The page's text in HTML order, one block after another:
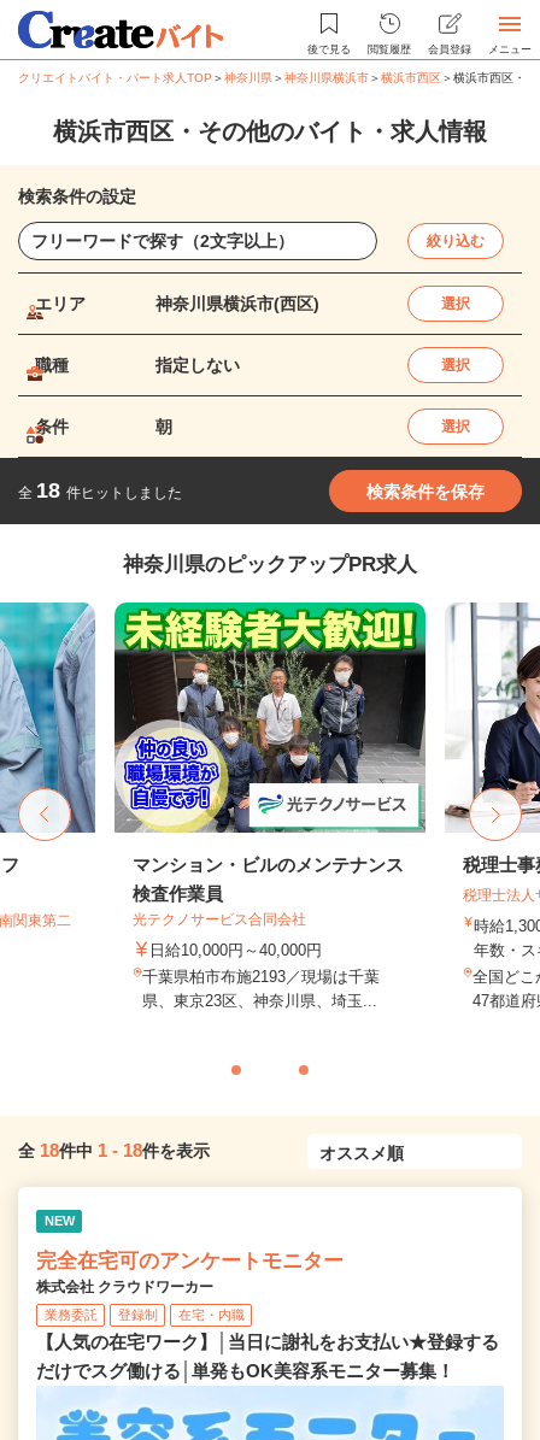
後で見る 閲覧履歴 会員登録 メニュー
クリエイトバイト・パート求人TOP ＞神奈川県＞神奈川県横浜市＞横浜市西区＞横浜市西区・
横浜市西区・その他のバイト・求人情報
検索条件の設定
絞り込む
エリア 神奈川県横浜市(西区) 選択
職種 指定しない 選択
条件 朝 選択
全 18 件ヒットしました 検索条件を保存
神奈川県のピックアップPR求人
関東第二
マンション・ビルのメンテナンス
検査作業員
光テクノサービス合同会社
日給10,000円～40,000円
千葉県柏市布施2193／現場は千葉
県、東京23区、神奈川県、埼玉...
税理士事
税理士法人
時給
年数・
全国どこ
47都道
全 18件中 1 - 18件を表示
NEW
完全在宅可のアンケートモニター
株式会社 クラウドワーカー
業務委託 登録制 在宅・内職
【人気の在宅ワーク】│当日に謝礼をお支払い★登録する
だけでスグ働ける│単発もOK美容系モニター募集！